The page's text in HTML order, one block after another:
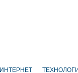
ИНТЕРНЕТ